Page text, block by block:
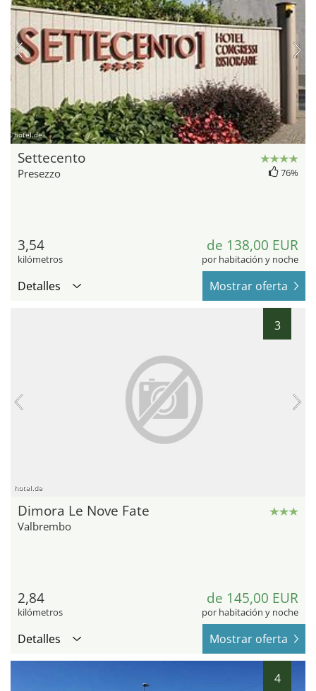
hotel.de
Settecento
Presezzo 76%
3,54
kilómetros
de 138,00 EUR
por habitación y noche
Detalles Mostrar oferta
3
hotel.de
Dimora Le Nove Fate
Valbrembo
2,84
kilómetros
de 145,00 EUR
por habitación y noche
Detalles Mostrar oferta
4